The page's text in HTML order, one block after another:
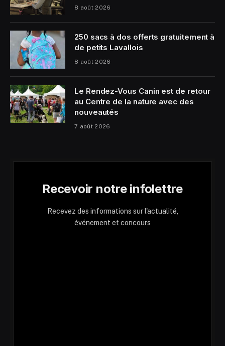
8 août 2026
250 sacs à dos offerts gratuitement à
de petits Lavallois
8 août 2026
Le Rendez-Vous Canin est de retour
au Centre de la nature avec des
nouveautés
7 août 2026
Recevoir notre infolettre
Recevez des informations sur l'actualité,
événement et concours